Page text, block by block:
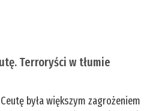
Terroryści w tłumie
była większym zagrożeniem